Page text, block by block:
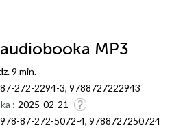
audiobooka MP3
9 min.
272-2294-3, 9788727222943
: 2025-02-21
978-87-272-5072-4, 9788727250724